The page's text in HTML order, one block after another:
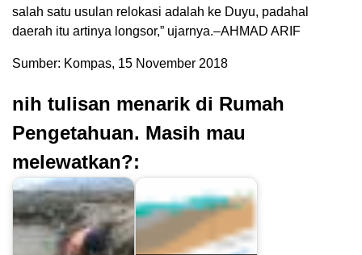
salah satu usulan relokasi adalah ke Duyu, padahal
daerah itu artinya longsor,” ujarnya.–AHMAD ARIF
Sumber: Kompas, 15 November 2018
nih tulisan menarik di Rumah
Pengetahuan. Masih mau
melewatkan?: